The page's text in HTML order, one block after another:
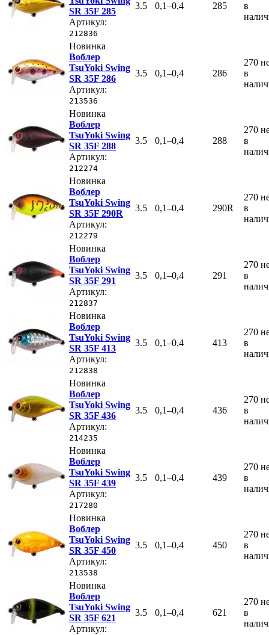
SR 35F 285
Артикул:
212836
3.5 0,1–0,4 285
в
Новинка
Воблер
TsuYoki Swing
SR 35F 286
Артикул:
213536
3.5 0,1–0,4 286
270
в
Новинка
Воблер
TsuYoki Swing
SR 35F 288
Артикул:
212274
3.5 0,1–0,4 288
270
в
Новинка
Воблер
TsuYoki Swing
SR 35F 290R
Артикул:
212279
3.5 0,1–0,4 290R
270
в
Новинка
Воблер
TsuYoki Swing
SR 35F 291
Артикул:
212837
3.5 0,1–0,4 291
270
в
Новинка
Воблер
TsuYoki Swing
SR 35F 413
Артикул:
212838
3.5 0,1–0,4 413
270
в
Новинка
Воблер
TsuYoki Swing
SR 35F 436
Артикул:
214235
3.5 0,1–0,4 436
270
в
Новинка
Воблер
TsuYoki Swing
SR 35F 439
Артикул:
217280
3.5 0,1–0,4 439
270
в
Новинка
Воблер
TsuYoki Swing
SR 35F 450
Артикул:
213538
3.5 0,1–0,4 450
270
в
Новинка
Воблер
TsuYoki Swing
SR 35F 621
Артикул:
3.5 0,1–0,4 621
270
в